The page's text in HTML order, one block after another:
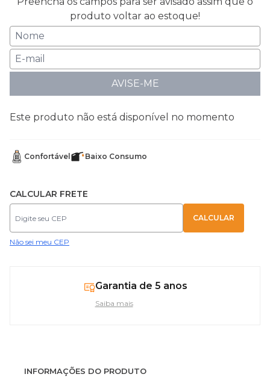
produto voltar ao estoque!
AVISE-ME
Este produto não está disponível no momento
Confortável Baixo Consumo
CALCULAR FRETE
Não sei meu CEP
Garantia de 5 anos
Saiba mais
INFORMAÇÕES DO PRODUTO